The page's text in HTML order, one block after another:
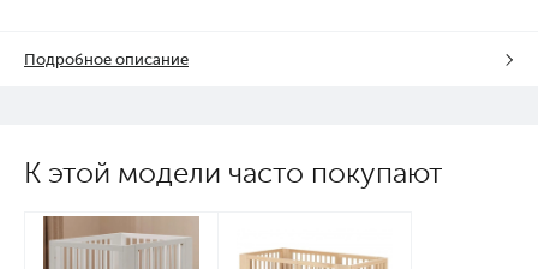
Подробное описание
К этой модели часто покупают